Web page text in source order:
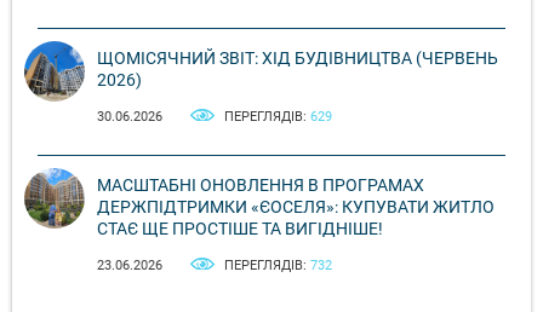
ЩОМІСЯЧНИЙ ЗВІТ: ХІД БУДІВНИЦТВА (ЧЕРВЕНЬ
2026)
30.06.2026 ПЕРЕГЛЯДІВ: 629
МАСШТАБНІ ОНОВЛЕННЯ В ПРОГРАМАХ
ДЕРЖПІДТРИМКИ «ЄОСЕЛЯ»: КУПУВАТИ ЖИТЛО
СТАЄ ЩЕ ПРОСТІШЕ ТА ВИГІДНІШЕ!
23.06.2026 ПЕРЕГЛЯДІВ: 732